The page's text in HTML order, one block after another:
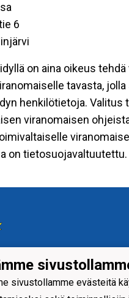
6
on aina oikeus tehdä
tavasta,
henkilötietoja. Valitus
viranomaisen
on tietosuojavaltuutettu.
sivustollamme evästeitä